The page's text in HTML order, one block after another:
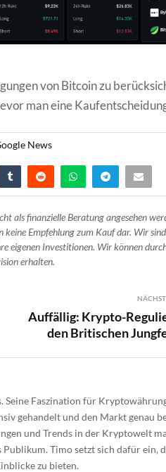
von Bitcoin zu
man eine
als finanzielle Beratung angesehen
Empfehlung zum Kauf dar. Wir
eigenen Investitionen. Wir können
erhalten.
Auffällig: Krypto-
den Britischen
Faszination für
gehandelt und den Markt genau
und Trends in der Kryptowelt
Timo setzt sich dafür ein,
zu bieten.